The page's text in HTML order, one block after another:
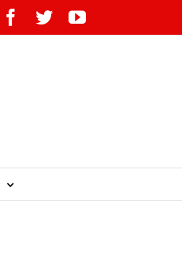
Facebook
TwitterYouTube